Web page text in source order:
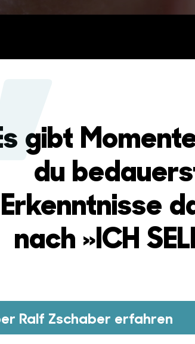
gibt
du
Erkenntnisse
nach »ICH
Ralf Zschaber erfahren